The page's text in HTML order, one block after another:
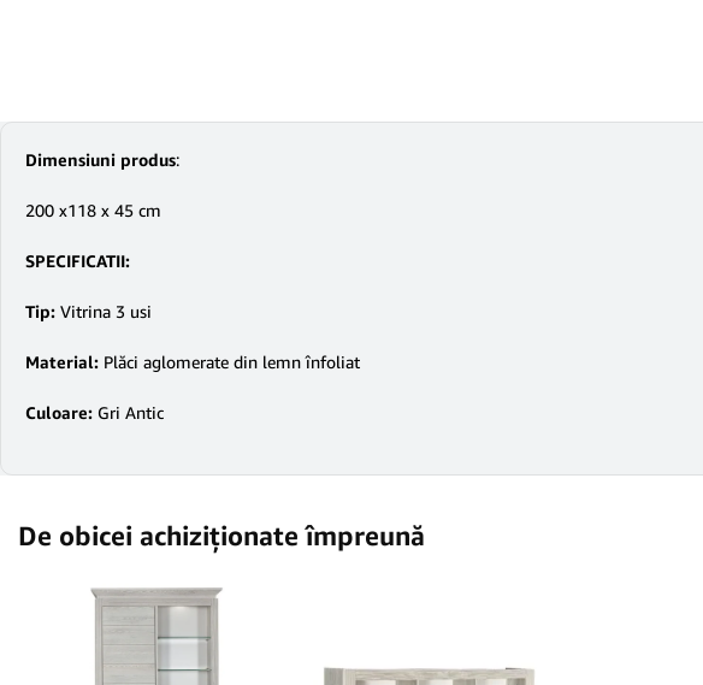
Dimensiuni produs:
200 x118 x 45 cm
SPECIFICATII:
Tip: Vitrina 3 usi
Material: Plăci aglomerate din lemn înfoliat
Culoare: Gri Antic
De obicei achiziționate împreună